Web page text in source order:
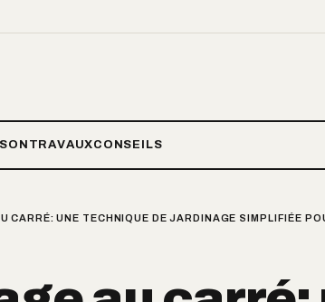
TRAVAUXCONSEILS
CARRÉ: UNE TECHNIQUE DE JARDINAGE SIMPLIFIÉE